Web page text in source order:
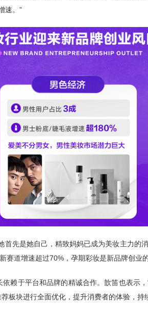
速。”
先是她自己，精致妈妈已成为美妆主力的
道增速超过70%，孕期彩妆是新品牌创业的
赖于平台和品牌的精诚合作。歆笛也表示
板块进行全面优化，提升消费者的体验，持